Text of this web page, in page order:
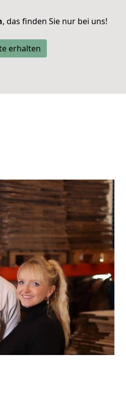
, das finden Sie nur bei uns!
erhalten